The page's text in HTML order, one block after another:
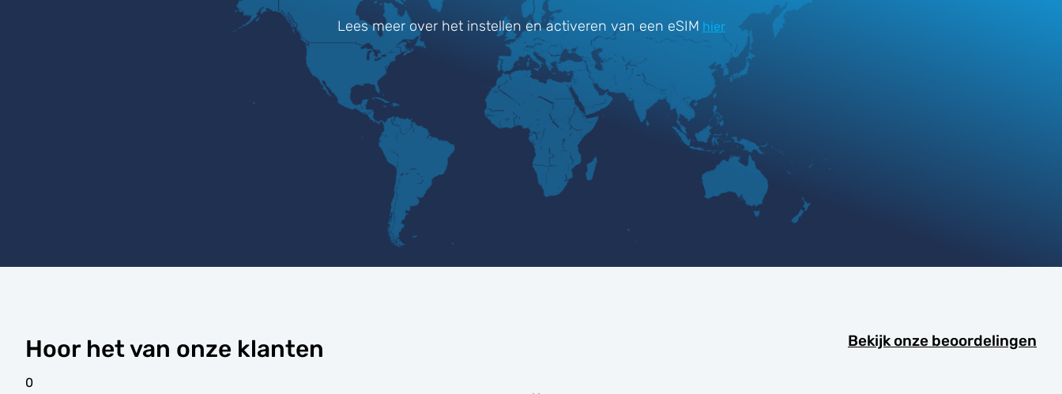
Lees meer over het instellen en activeren van een eSIM hier
Hoor het van onze klanten Bekijk onze beoordelingen
0